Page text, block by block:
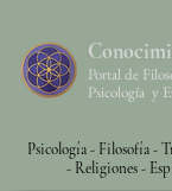
Portal de
Psicología y
Psicología - Filosofía -
- Religiones -